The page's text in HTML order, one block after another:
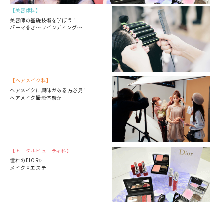
美容師科
美容師の基礎技術を学ぼう！
パーマ巻き～ワインディング～
ヘアメイク科
ヘアメイクに興味がある方必見！
ヘアメイク撮影体験☆
トータルビューティ科
憧れのDIOR✨
メイク×エステ